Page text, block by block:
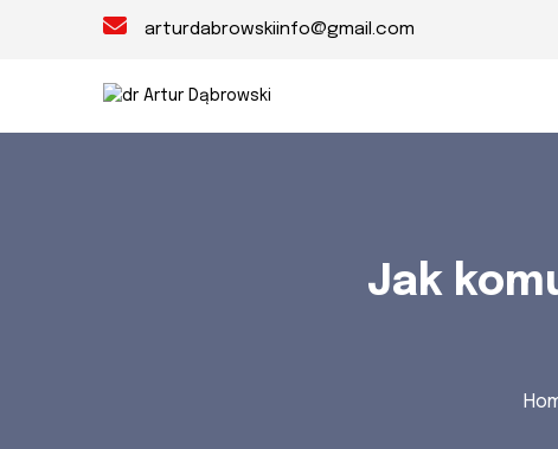
arturdabrowskiinfo@gmail.com
Jak